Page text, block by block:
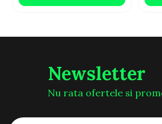
Newsletter
Nu rata ofertele si